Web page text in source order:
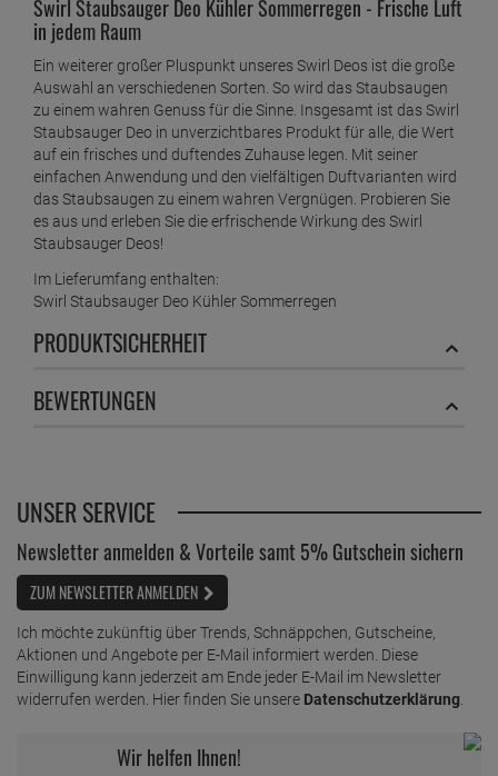
Swirl Staubsauger Deo Kühler Sommerregen - Frische Luft
in jedem Raum
Ein weiterer großer Pluspunkt unseres Swirl Deos ist die große
Auswahl an verschiedenen Sorten. So wird das Staubsaugen
zu einem wahren Genuss für die Sinne. Insgesamt ist das Swirl
Staubsauger Deo in unverzichtbares Produkt für alle, die Wert
auf ein frisches und duftendes Zuhause legen. Mit seiner
einfachen Anwendung und den vielfältigen Duftvarianten wird
das Staubsaugen zu einem wahren Vergnügen. Probieren Sie
es aus und erleben Sie die erfrischende Wirkung des Swirl
Staubsauger Deos!
Im Lieferumfang enthalten:
Swirl Staubsauger Deo Kühler Sommerregen
PRODUKTSICHERHEIT
BEWERTUNGEN
UNSER SERVICE
Newsletter anmelden & Vorteile samt 5% Gutschein sichern
ZUM NEWSLETTER ANMELDEN
Ich möchte zukünftig über Trends, Schnäppchen, Gutscheine,
Aktionen und Angebote per E-Mail informiert werden. Diese
Einwilligung kann jederzeit am Ende jeder E-Mail im Newsletter
widerrufen werden. Hier finden Sie unsere Datenschutzerklärung.
Wir helfen Ihnen!